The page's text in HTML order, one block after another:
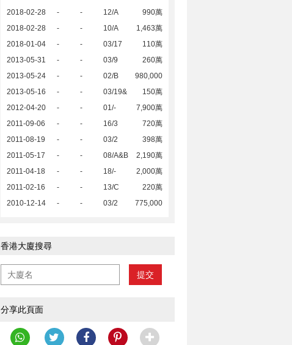
2018-02-28
- - 12/A
990萬
2018-02-28
- - 10/A
1,463萬
2018-01-04
- - 03/17
110萬
2013-05-31
- - 03/9
260萬
2013-05-24
- - 02/B
980,000
2013-05-16
- - 03/19&
150萬
2012-04-20
- - 01/-
7,900萬
2011-09-06
- - 16/3
720萬
2011-08-19
- - 03/2
398萬
2011-05-17
- - 08/A&B
2,190萬
2011-04-18
- - 18/-
2,000萬
2011-02-16
- - 13/C
220萬
2010-12-14
- - 03/2 775,000
香港大廈搜尋
提交
分享此頁面